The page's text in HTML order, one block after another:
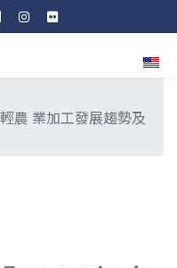
選擇
農 業加工發展趨勢及